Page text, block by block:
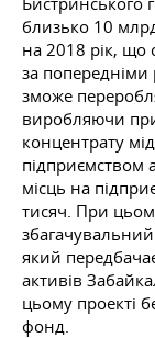
близько 10
на 2018 рік, що
за
зможе
виробляючи
концентрату
підприємством
місць на
тисяч. При
який
активів
цьому проекті
фонд.